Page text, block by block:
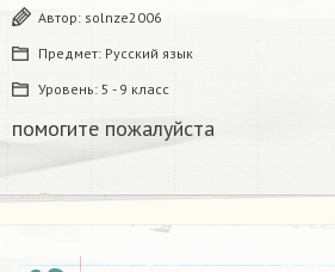
Автор: solnze2006
Предмет: Русский язык
Уровень: 5 - 9 класс
помогите пожалуйста ​